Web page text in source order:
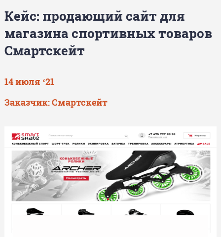
Кейс: продающий сайт для
магазина спортивных товаров
Смартскейт
14 июля ‘21
Заказчик: Смартскейт